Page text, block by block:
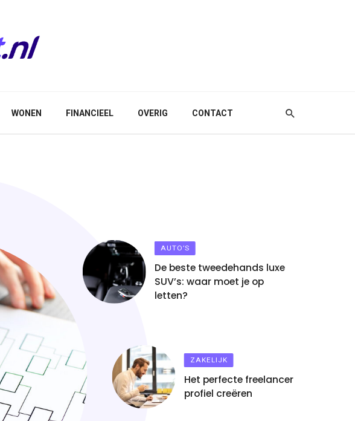
WONEN FINANCIEEL OVERIG CONTACT
ZAKELIJK
Zo breng je chaos en
ideeën overzichtelijk in
kaart
AUTO’S
De beste tweedehands luxe
SUV’s: waar moet je op
letten?
ZAKELIJK
Het perfecte freelancer
profiel creëren